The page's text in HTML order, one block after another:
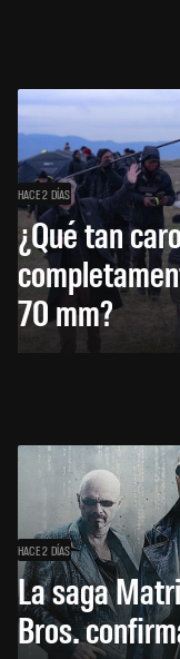
HACE 2 DÍAS
¿Qué tan
70 mm?
HACE 2 DÍAS
La saga
Bros.